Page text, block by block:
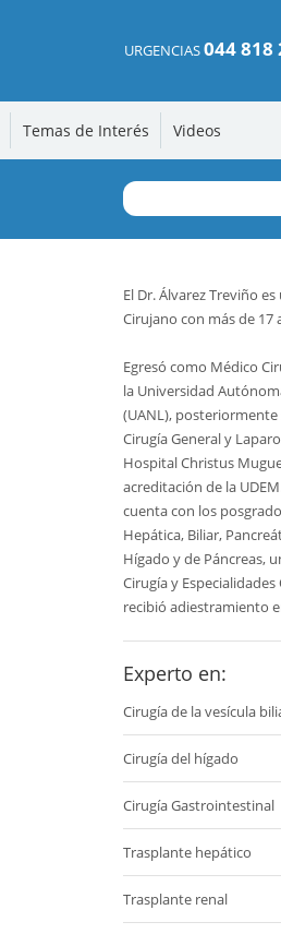
URGENCIAS044 818
Temas de Interés Videos
El Dr. Álvarez Treviño
Cirujano con más de 17
Egresó como Médico
la Universidad
(UANL), posteriormente
Cirugía General y
Hospital Christus
acreditación de la
cuenta con los
Hepática, Biliar,
Hígado y de Páncreas,
Cirugía y
recibió adiestramiento
Experto en:
Cirugía de la vesícula
Cirugía del hígado
Cirugía Gastrointestinal
Trasplante hepático
Trasplante renal